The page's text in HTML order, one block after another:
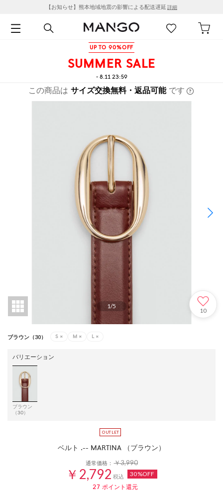
【お知らせ】熊本地域地震の影響による配送遅延 詳細
UP TO 90%OFF
SUMMER SALE
- 8.11 23:59
この商品は サイズ交換無料・返品可能 です
1/5
10
ブラウン（30） S × M × L ×
バリエーション
ブラウン
（30）
ベルト .-- MARTINA （ブラウン）
通常価格：￥3,990
￥2,792 税込 30%OFF
27 ポイント還元